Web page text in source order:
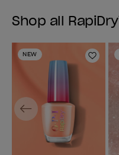
Shop all
NEW
Previous